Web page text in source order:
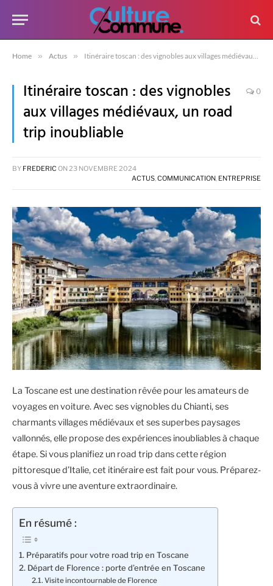
Home » Actus » Itinéraire toscan : des vignobles aux villages médiévaux, un road trip inoubliable
Itinéraire toscan : des vignobles
aux villages médiévaux, un road
trip inoubliable
0
BY FREDERIC ON 23 NOVEMBRE 2024
ACTUS,COMMUNICATION, ENTREPRISE
La Toscane est une destination rêvée pour les amateurs de
voyages en voiture. Avec ses vignobles du Chianti, ses
charmants villages médiévaux et ses superbes paysages
vallonnés, elle propose des expériences inoubliables à chaque
étape. Si vous planifiez un road trip dans cette région
pittoresque d’Italie, cet itinéraire est fait pour vous. Préparez-
vous à vivre une aventure extraordinaire.
En résumé :
Préparatifs pour votre road trip en Toscane
Départ de Florence : porte d’entrée en Toscane
Visite incontournable de Florence